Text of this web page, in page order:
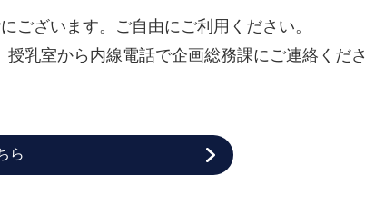
ございます。ご自由にご利用ください。
授乳室から内線電話で企画総務課にご連絡くださ
ら